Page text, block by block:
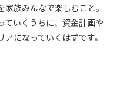
族みんなで楽しむこと。
ていくうちに、資金計画や
になっていくはずです。